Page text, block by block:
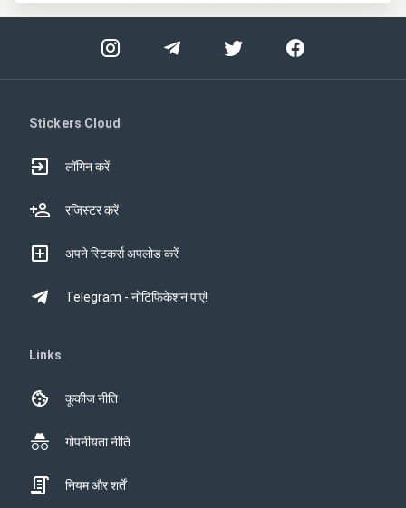
Stickers Cloud
लॉगिन करें
रजिस्टर करें
अपने स्टिकर्स अपलोड करें
Telegram - नोटिफिकेशन पाएं!
Links
कूकीज नीति
गोपनीयता नीति
नियम और शर्तें